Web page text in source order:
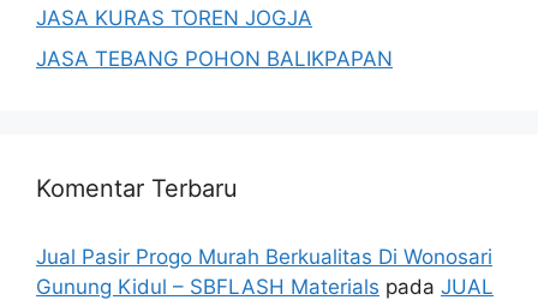
JASA KURAS TOREN JOGJA
JASA TEBANG POHON BALIKPAPAN
Komentar Terbaru
Jual Pasir Progo Murah Berkualitas Di Wonosari
Gunung Kidul – SBFLASH Materials pada JUAL